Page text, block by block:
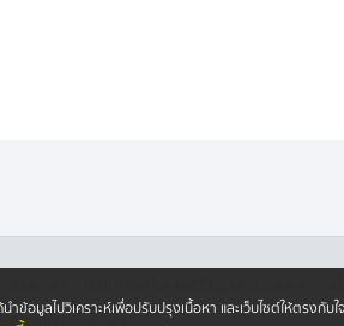
All rights reserved
นำข้อมูลไปวิเคราะห์เพื่อปรับปรุงเนื้อหา และเว็บไซต์ให้ตรง